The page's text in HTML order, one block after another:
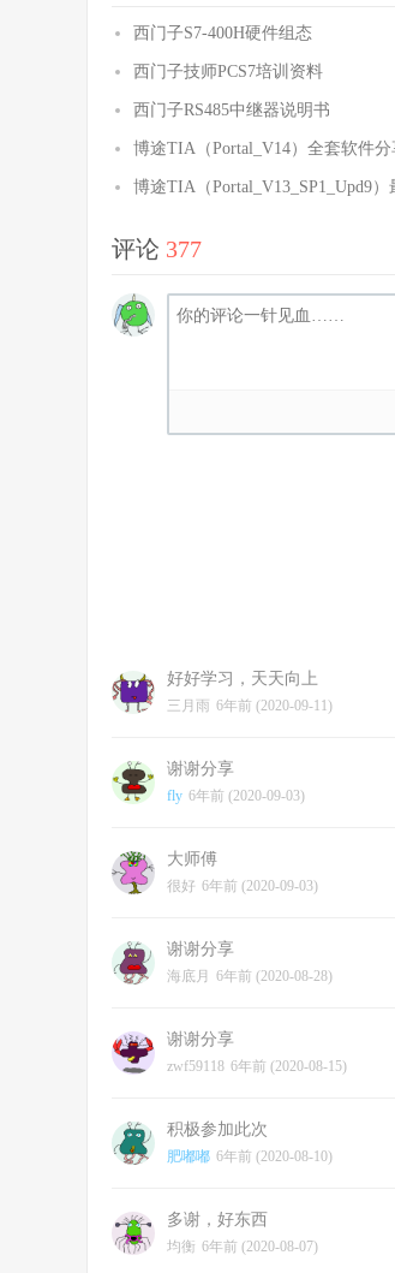
西门子S7-400H硬件组态
西门子技师PCS7培训资料
西门子RS485中继器说明书
博途TIA（Portal_V14）全套软件分
博途TIA（Portal_V13_SP1_Upd9
评论 377
好好学习，天天向上
三月雨 6年前 (2020-09-11)
谢谢分享
fly 6年前 (2020-09-03)
大师傅
很好 6年前 (2020-09-03)
谢谢分享
海底月 6年前 (2020-08-28)
谢谢分享
zwf59118 6年前 (2020-08-15)
积极参加此次
肥嘟嘟 6年前 (2020-08-10)
多谢，好东西
均衡 6年前 (2020-08-07)